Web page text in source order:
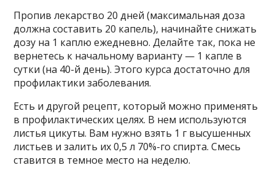
Пропив лекарство 20 дней (максимальная доза
должна составить 20 капель), начинайте снижать
дозу на 1 каплю ежедневно. Делайте так, пока не
вернетесь к начальному варианту — 1 капле в
сутки (на 40-й день). Этого курса достаточно для
профилактики заболевания.
Есть и другой рецепт, который можно применять
в профилактических целях. В нем используются
листья цикуты. Вам нужно взять 1 г высушенных
листьев и залить их 0,5 л 70%-го спирта. Смесь
ставится в темное место на неделю.